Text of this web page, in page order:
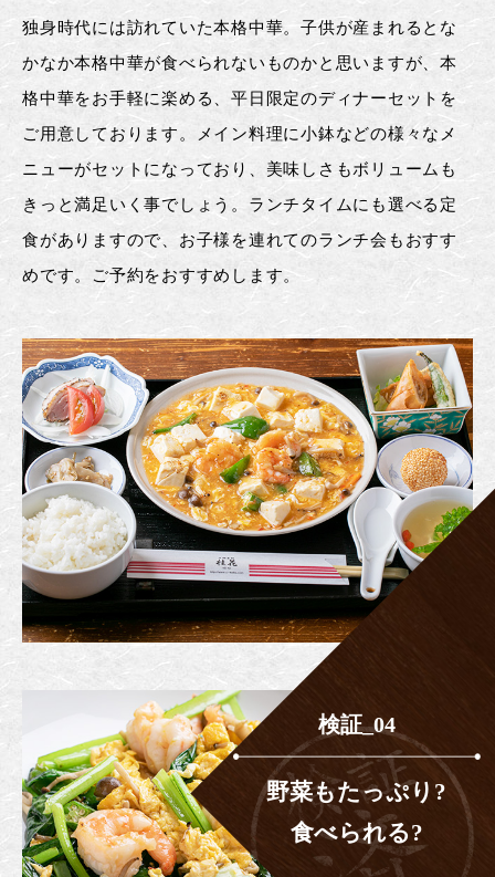
独身時代には訪れていた本格中華。子供が産まれるとな
かなか本格中華が食べられないものかと思いますが、本
格中華をお手軽に楽める、平日限定のディナーセットを
ご用意しております。メイン料理に小鉢などの様々なメ
ニューがセットになっており、美味しさもボリュームも
きっと満足いく事でしょう。ランチタイムにも選べる定
食がありますので、お子様を連れてのランチ会もおすす
めです。ご予約をおすすめします。
検証_04
野菜もたっぷり?
食べられる?